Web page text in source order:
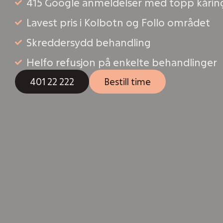
Lavest pris i Kolbotn og Follo området
Skreddersydd behandling
Helfo refusjon på enkelte behandlinger
401 22 222 Bestill time